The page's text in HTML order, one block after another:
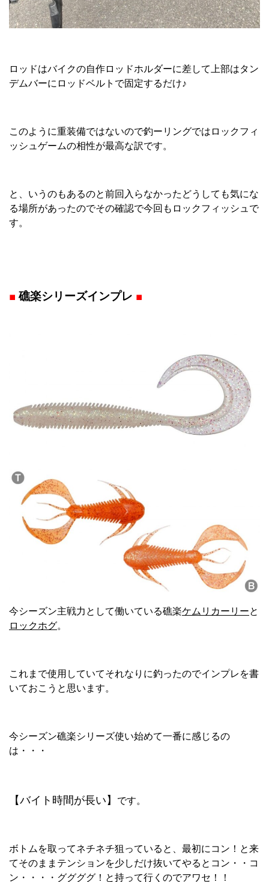
ロッドはバイクの自作ロッドホルダーに差して上部はタン
デムバーにロッドベルトで固定するだけ♪
このように重装備ではないので釣ーリングではロックフィ
ッシュゲームの相性が最高な訳です。
と、いうのもあるのと前回入らなかったどうしても気にな
る場所があったのでその確認で今回もロックフィッシュで
す。
■礁楽シリーズインプレ ■
今シーズン主戦力として働いている礁楽ケムリカーリーと
ロックホグ。
これまで使用していてそれなりに釣ったのでインプレを書
いておこうと思います。
今シーズン礁楽シリーズ使い始めて一番に感じるの
は・・・
【バイト時間が長い】 です。
ボトムを取ってネチネチ狙っていると、最初にコン！と来
てそのままテンションを少しだけ抜いてやるとコン・・コ
ン・・・・ググググ！と持って行くのでアワセ！！